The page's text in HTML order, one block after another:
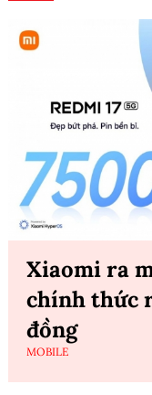
Xiaomi ra
chính thức
đồng
MOBILE